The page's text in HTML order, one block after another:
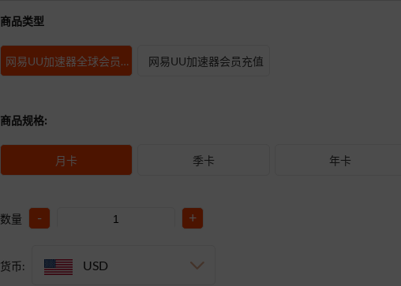
商品类型
网易UU加速器全球会员充值 网易UU加速器会员充值
商品规格:
月卡 季卡 年卡
数量 - +
货币: USD